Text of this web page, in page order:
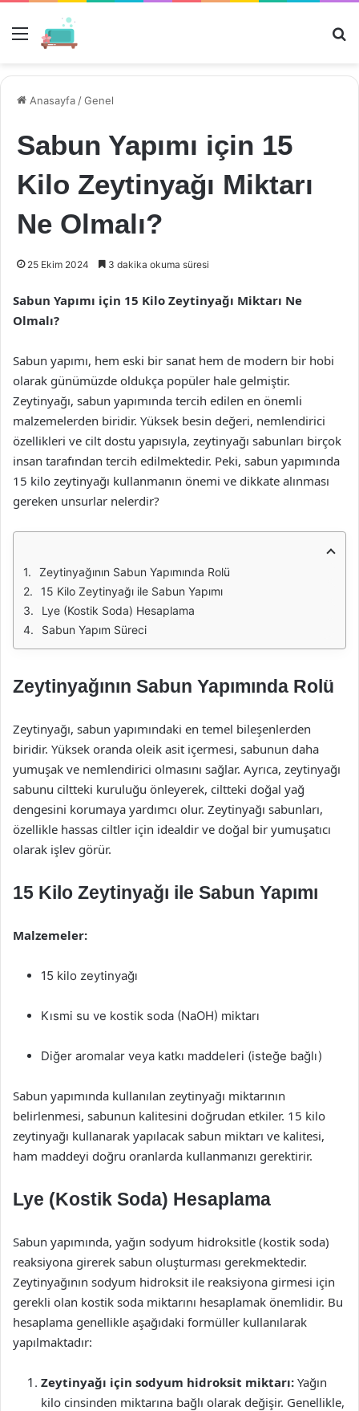
Menü
Anasayfa /Genel
Sabun Yapımı için 15
Kilo Zeytinyağı Miktarı
Ne Olmalı?
25 Ekim 2024 3 dakika okuma süresi
Sabun Yapımı için 15 Kilo Zeytinyağı Miktarı Ne
Olmalı?
Sabun yapımı, hem eski bir sanat hem de modern bir hobi
olarak günümüzde oldukça popüler hale gelmiştir.
Zeytinyağı, sabun yapımında tercih edilen en önemli
malzemelerden biridir. Yüksek besin değeri, nemlendirici
özellikleri ve cilt dostu yapısıyla, zeytinyağı sabunları birçok
insan tarafından tercih edilmektedir. Peki, sabun yapımında
15 kilo zeytinyağı kullanmanın önemi ve dikkate alınması
gereken unsurlar nelerdir?
Zeytinyağının Sabun Yapımında Rolü
15 Kilo Zeytinyağı ile Sabun Yapımı
Lye (Kostik Soda) Hesaplama
Sabun Yapım Süreci
Zeytinyağının Sabun Yapımında Rolü
Zeytinyağı, sabun yapımındaki en temel bileşenlerden
biridir. Yüksek oranda oleik asit içermesi, sabunun daha
yumuşak ve nemlendirici olmasını sağlar. Ayrıca, zeytinyağı
sabunu ciltteki kuruluğu önleyerek, ciltteki doğal yağ
dengesini korumaya yardımcı olur. Zeytinyağı sabunları,
özellikle hassas ciltler için idealdir ve doğal bir yumuşatıcı
olarak işlev görür.
15 Kilo Zeytinyağı ile Sabun Yapımı
Malzemeler:
15 kilo zeytinyağı
Kısmi su ve kostik soda (NaOH) miktarı
Diğer aromalar veya katkı maddeleri (isteğe bağlı)
Sabun yapımında kullanılan zeytinyağı miktarının
belirlenmesi, sabunun kalitesini doğrudan etkiler. 15 kilo
zeytinyağı kullanarak yapılacak sabun miktarı ve kalitesi,
ham maddeyi doğru oranlarda kullanmanızı gerektirir.
Lye (Kostik Soda) Hesaplama
Sabun yapımında, yağın sodyum hidroksitle (kostik soda)
reaksiyona girerek sabun oluşturması gerekmektedir.
Zeytinyağının sodyum hidroksit ile reaksiyona girmesi için
gerekli olan kostik soda miktarını hesaplamak önemlidir. Bu
hesaplama genellikle aşağıdaki formüller kullanılarak
yapılmaktadır:
Zeytinyağı için sodyum hidroksit miktarı: Yağın
kilo cinsinden miktarına bağlı olarak değişir. Genellikle,